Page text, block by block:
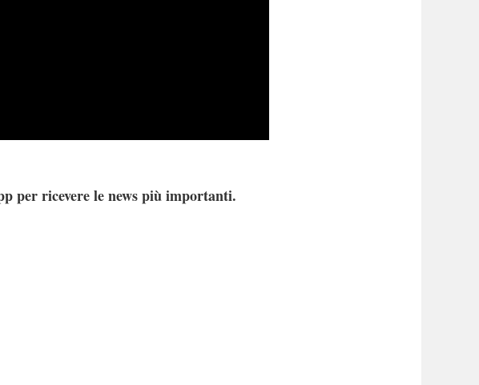
per ricevere le news più importanti.